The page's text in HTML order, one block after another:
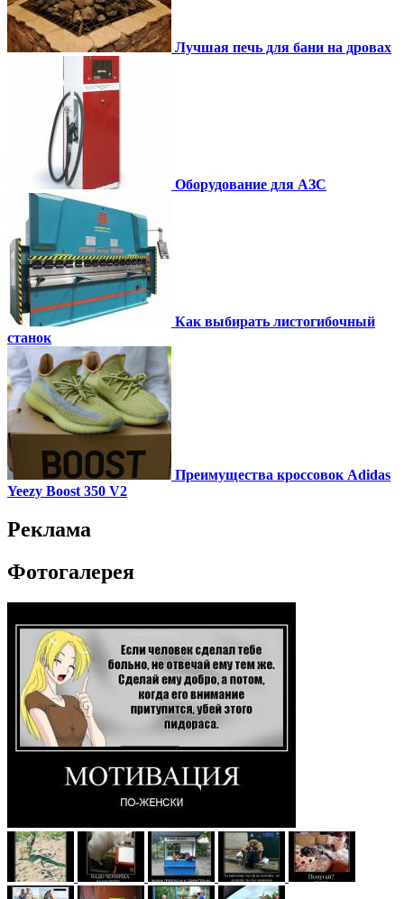
Лучшая печь для бани на дровах
Оборудование для АЗС
Как выбирать листогибочный
станок
Преимущества кроссовок Adidas
Yeezy Boost 350 V2
Реклама
Фотогалерея